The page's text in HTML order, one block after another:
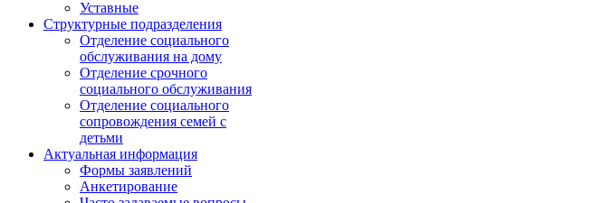
Уставные
Структурные подразделения
Отделение социального
обслуживания на дому
Отделение срочного
социального обслуживания
Отделение социального
сопровождения семей с
детьми
Актуальная информация
Формы заявлений
Анкетирование